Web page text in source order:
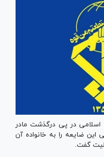
اسلامی در پی درگذشت مادر
این ضایعه را به خانواده آن
گفت.